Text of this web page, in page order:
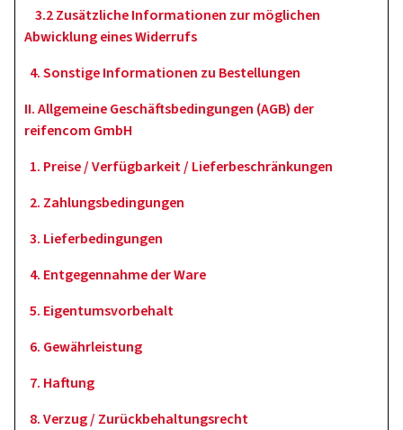
3.2 Zusätzliche Informationen zur möglichen
Abwicklung eines Widerrufs
4. Sonstige Informationen zu Bestellungen
II. Allgemeine Geschäftsbedingungen (AGB) der
reifencom GmbH
1. Preise / Verfügbarkeit / Lieferbeschränkungen
2. Zahlungsbedingungen
3. Lieferbedingungen
4. Entgegennahme der Ware
5. Eigentumsvorbehalt
6. Gewährleistung
7. Haftung
8. Verzug / Zurückbehaltungsrecht